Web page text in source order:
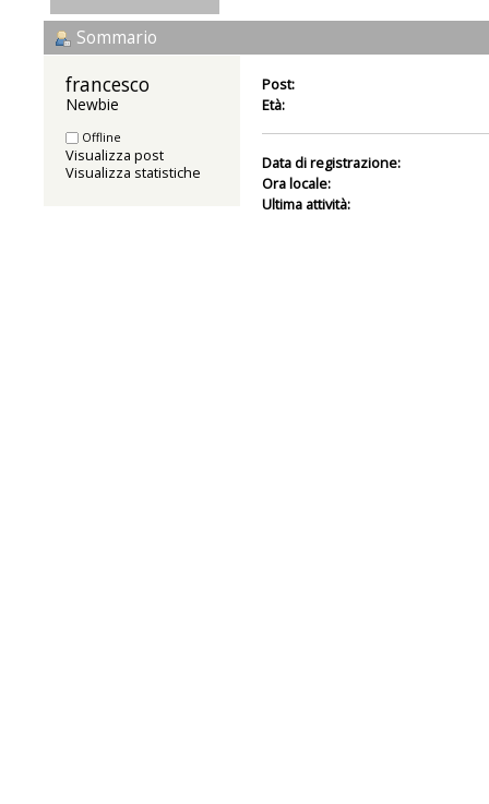
Sommario
francesco
Newbie
Offline
Visualizza post
Visualizza statistiche
Post:
Età:
Data di registrazione:
Ora locale:
Ultima attività: